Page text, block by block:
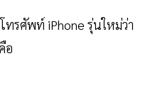
ทรศัพท์ iPhone รุ่นใหม่ว่า
อ